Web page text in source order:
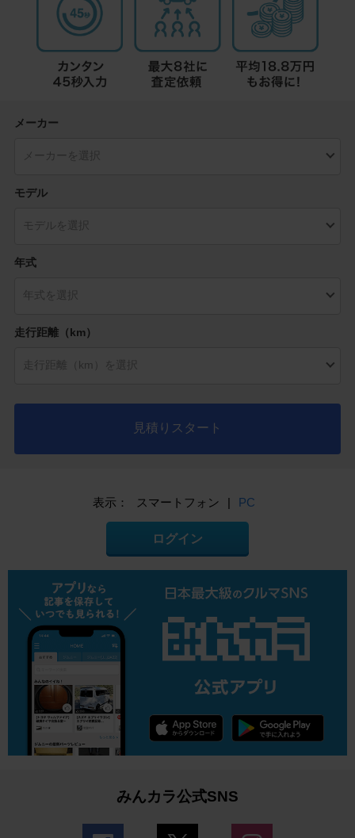
メーカー
モデル
年式
走行距離（km）
見積りスタート
表示： スマートフォン | PC
ログイン
みんカラ公式SNS